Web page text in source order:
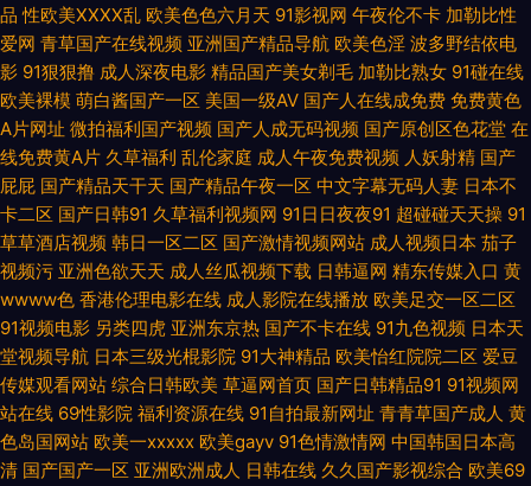
人 国产婷婷一区二区三区 手机免费在线看影片 超碰人人爽 欧美自拍网精品
亚洲 中文字幕亚洲专区 极品尤物自慰喷水 亚洲欧美中文日韩欧美 国产精品
思 日韩在线观看高清 99精品国产深喉呕吐 免费高清电影影视大全 在线精品
国偷产拍 国内一级午夜在线亚洲 午夜福利电影一区二区 多人在线观看视频
热门电影 91大神最新地址 伦子系列午睡沙发 亚洲日韩激情区二区 国产久re
热视频 色偷偷视频 操碰公开 欧美国产日韩在线视频 在线观看免费 国内外黄
五月丁香国产在线视频 电影在线观看免费 青娱乐老司机77 6080新视觉影院
网页版专属 老湿机成人av 豆花av在线 青青久在线视 91福利合集系列 老河
品 性欧美ⅩⅩⅩⅩ乱 欧美色色六月天 91影视网 午夜伦不卡 加勒比性
爱网 青草国产在线视频 亚洲国产精品导航 欧美色淫 波多野结依电
影 91狠狠撸 成人深夜电影 精品国产美女剃毛 加勒比熟女 91碰在线
欧美裸模 萌白酱国产一区 美国一级AV 国产人在线成免费 免费黄色
A片网址 微拍福利国产视频 国产人成无码视频 国产原创区色花堂 在
线免费黄A片 久草福利 乱伦家庭 成人午夜免费视频 人妖射精 国产
屁屁 国产精品天干天 国产精品午夜一区 中文字幕无码人妻 日本不
卡二区 国产日韩91 久草福利视频网 91日日夜夜91 超碰碰天天操 91
草草酒店视频 韩日一区二区 国产激情视频网站 成人视频日本 茄子
视频污 亚洲色欲天天 成人丝瓜视频下载 日韩逼网 精东传媒入口 黄
wwww色 香港伦理电影在线 成人影院在线播放 欧美足交一区二区
91视频电影 另类四虎 亚洲东京热 国产不卡在线 91九色视频 日本天
堂视频导航 日本三级光棍影院 91大神精品 欧美怡红院院二区 爱豆
传媒观看网站 综合日韩欧美 草逼网首页 国产日韩精品91 91视频网
站在线 69性影院 福利资源在线 91自拍最新网址 青青草国产成人 黄
色岛国网站 欧美一xxxxx 欧美gayv 91色情激情网 中国韩国日本高
清 国产国产一区 亚洲欧洲成人 日韩在线 久久国产影视综合 欧美69